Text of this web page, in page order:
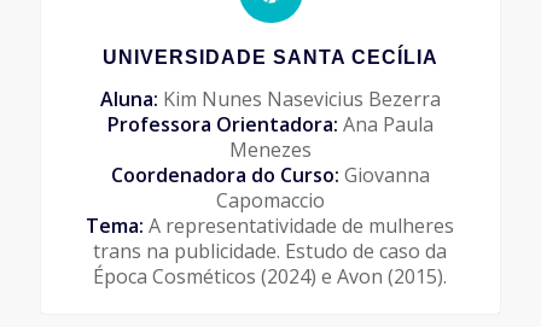
UNIVERSIDADE SANTA CECÍLIA
Aluna: Kim Nunes Nasevicius Bezerra
Professora Orientadora: Ana Paula
Menezes
Coordenadora do Curso: Giovanna
Capomaccio
Tema: A representatividade de mulheres
trans na publicidade. Estudo de caso da
Época Cosméticos (2024) e Avon (2015).